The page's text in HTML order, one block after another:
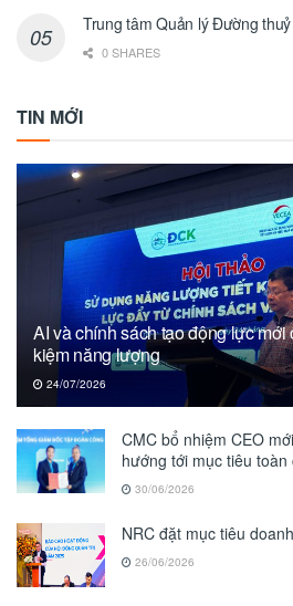
Trung tâm Quản lý Đường
0 SHARES
TIN MỚI
AI và chính sách tạo động lực
kiệm năng lượng
24/07/2026
CMC bổ nhiệm CEO
hướng tới mục tiêu toàn
30/06/2026
NRC đặt mục tiêu
26/06/2026